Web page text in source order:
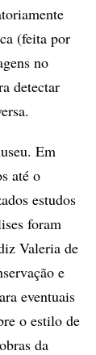
(feita por
no
detectar
Em
até o
estudos
foram
Valeria de
e
eventuais
o estilo de
da